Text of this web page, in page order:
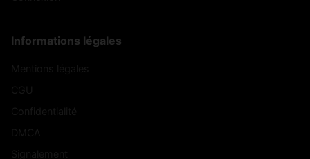
Informations légales